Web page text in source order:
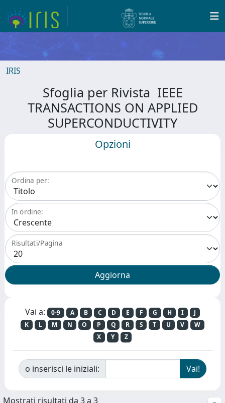
IRIS
Sfoglia per Rivista IEEE
TRANSACTIONS ON APPLIED
SUPERCONDUCTIVITY
Opzioni
Ordina per:
In ordine:
Risultati/Pagina
Vai a: 0-9 A B C D E F G H I
J
K
L M N O P Q R S T U V
W
X
Y Z
o inserisci le iniziali:
Mostrati risultati da 3 a 3